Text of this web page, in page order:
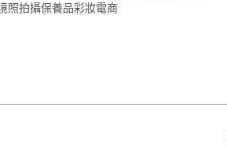
照拍攝保養品彩妝電商